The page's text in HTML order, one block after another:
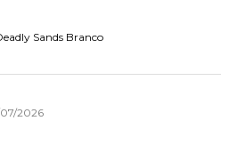
Sands Branco
2026